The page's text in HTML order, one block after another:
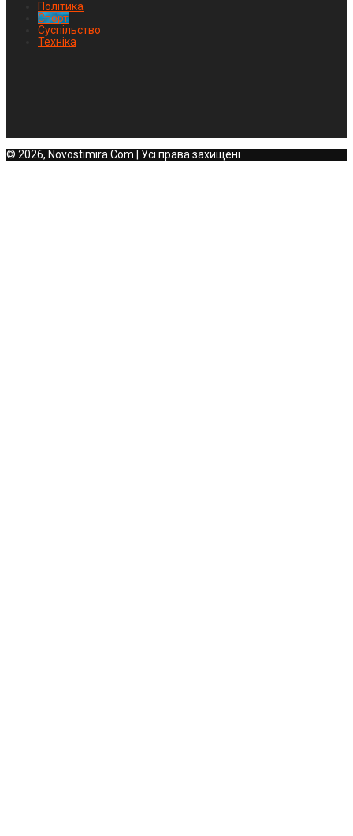
Політика
Спорт
Суспільство
Техніка
© 2026, Novostimira.Com | Усі права захищені